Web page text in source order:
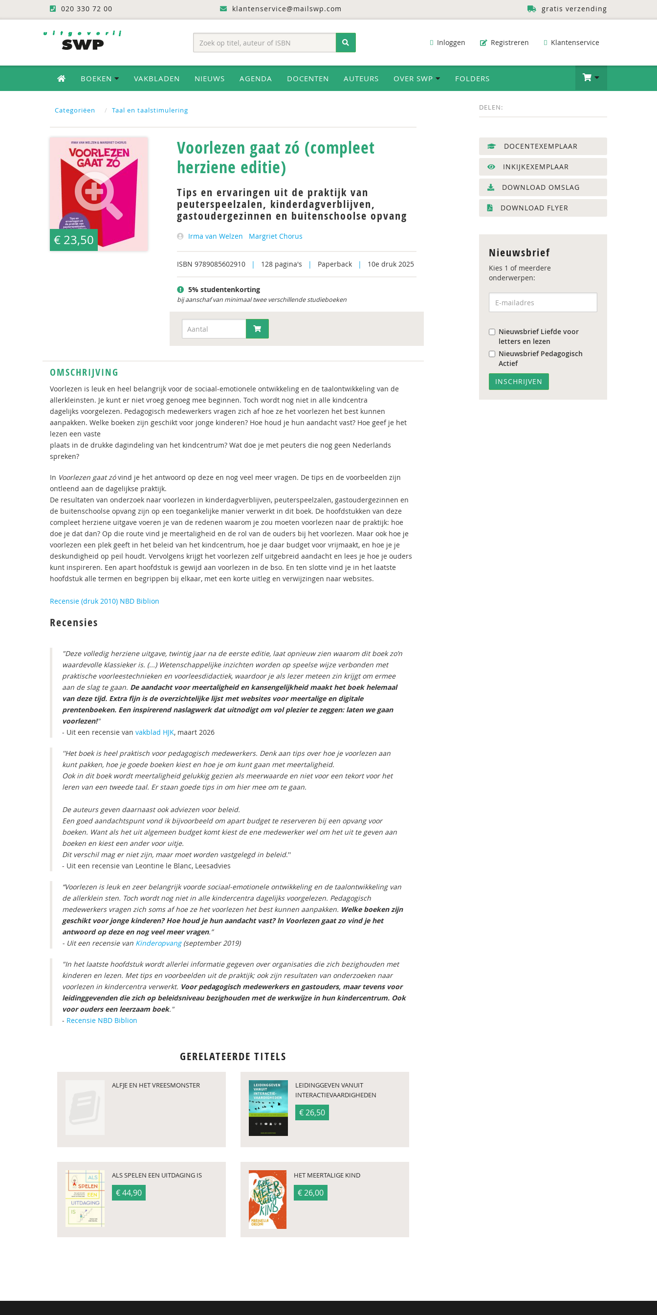
020 330 72 00 klantenservice@mailswp.com gratis verzending
Inloggen Registreren Klantenservice
BOEKEN VAKBLADEN NIEUWS AGENDA DOCENTEN AUTEURS OVER SWP FOLDERS
Categoriëen Taal en taalstimulering DELEN:
€ 23,50
Voorlezen gaat zó (compleet
herziene editie)
Tips en ervaringen uit de praktijk van
peuterspeelzalen, kinderdagverblijven,
gastoudergezinnen en buitenschoolse opvang
Irma van Welzen Margriet Chorus
ISBN 9789085602910 | 128 pagina's | Paperback | 10e druk 2025
5% studentenkorting
bij aanschaf van minimaal twee verschillende studieboeken
OMSCHRIJVING
Voorlezen is leuk en heel belangrijk voor de sociaal-emotionele ontwikkeling en de taalontwikkeling van de
allerkleinsten. Je kunt er niet vroeg genoeg mee beginnen. Toch wordt nog niet in alle kindcentra
dagelijks voorgelezen. Pedagogisch medewerkers vragen zich af hoe ze het voorlezen het best kunnen
aanpakken. Welke boeken zijn geschikt voor jonge kinderen? Hoe houd je hun aandacht vast? Hoe geef je het
lezen een vaste
plaats in de drukke dagindeling van het kindcentrum? Wat doe je met peuters die nog geen Nederlands
spreken?
In Voorlezen gaat zóvind je het antwoord op deze en nog veel meer vragen. De tips en de voorbeelden zijn
ontleend aan de dagelijkse praktijk.
De resultaten van onderzoek naar voorlezen in kinderdagverblijven, peuterspeelzalen, gastoudergezinnen en
de buitenschoolse opvang zijn op een toegankelijke manier verwerkt in dit boek. De hoofdstukken van deze
compleet herziene uitgave voeren je van de redenen waarom je zou moeten voorlezen naar de praktijk: hoe
doe je dat dan? Op die route vind je meertaligheid en de rol van de ouders bij het voorlezen. Maar ook hoe je
voorlezen een plek geeft in het beleid van het kindcentrum, hoe je daar budget voor vrijmaakt, en hoe je je
deskundigheid op peil houdt. Vervolgens krijgt het voorlezen zelf uitgebreid aandacht en lees je hoe je ouders
kunt inspireren. Een apart hoofdstuk is gewijd aan voorlezen in de bso. En ten slotte vind je in het laatste
hoofdstuk alle termen en begrippen bij elkaar, met een korte uitleg en verwijzingen naar websites.
Recensie (druk 2010) NBD Biblion
Recensies
"Deze volledig herziene uitgave, twintig jaar na de eerste editie, laat opnieuw zien waarom dit boek zo’n
waardevolle klassieker is. (...) Wetenschappelijke inzichten worden op speelse wijze verbonden met
praktische voorleestechnieken en voorleesdidactiek, waardoor je als lezer meteen zin krijgt om ermee
aan de slag te gaan. De aandacht voor meertaligheid en kansengelijkheid maakt het boek helemaal
van deze tijd. Extra fijn is de overzichtelijke lijst met websites voor meertalige en digitale
prentenboeken. Een inspirerend naslagwerk dat uitnodigt om vol plezier te zeggen: laten we gaan
voorlezen!"
- Uit een recensie van vakblad HJK, maart 2026
''Het boek is heel praktisch voor pedagogisch medewerkers. Denk aan tips over hoe je voorlezen aan
kunt pakken, hoe je goede boeken kiest en hoe je om kunt gaan met meertaligheid.
Ook in dit boek wordt meertaligheid gelukkig gezien als meerwaarde en niet voor een tekort voor het
leren van een tweede taal. Er staan goede tips in om hier mee om te gaan.
De auteurs geven daarnaast ook adviezen voor beleid.
Een goed aandachtspunt vond ik bijvoorbeeld om apart budget te reserveren bij een opvang voor
boeken. Want als het uit algemeen budget komt kiest de ene medewerker wel om het uit te geven aan
boeken en kiest een ander voor uitje.
Dit verschil mag er niet zijn, maar moet worden vastgelegd in beleid.''
- Uit een recensie van Leontine le Blanc, Leesadvies
“Voorlezen is leuk en zeer belangrijk voorde sociaal-emotionele ontwikkeling en de taalontwikkeling van
de allerklein sten. Toch wordt nog niet in alle kindercentra dagelijks voorgelezen. Pedagogisch
medewerkers vragen zich soms af hoe ze het voorlezen het best kunnen aanpakken. Welke boeken zijn
geschikt voor jonge kinderen? Hoe houd je hun aandacht vast? ln Voorlezen gaat zo vind je het
antwoord op deze en nog veel meer vragen.”
- Uit een recensie van Kinderopvang(september 2019)
"In het laatste hoofdstuk wordt allerlei informatie gegeven over organisaties die zich bezighouden met
kinderen en lezen. Met tips en voorbeelden uit de praktijk; ook zijn resultaten van onderzoeken naar
voorlezen in kindercentra verwerkt. Voor pedagogisch medewerkers en gastouders, maar tevens voor
leidinggevenden die zich op beleidsniveau bezighouden met de werkwijze in hun kindercentrum. Ook
voor ouders een leerzaam boek."
- Recensie NBD Biblion
GERELATEERDE TITELS
ALFJE EN HET VREESMONSTER
LEIDINGGEVEN VANUIT
INTERACTIEVAARDIGHEDEN
€ 26,50
ALS SPELEN EEN UITDAGING IS
€ 44,90
HET MEERTALIGE KIND
€ 26,00
DOCENTEXEMPLAAR
INKIJKEXEMPLAAR
DOWNLOAD OMSLAG
DOWNLOAD FLYER
Nieuwsbrief
Kies 1 of meerdere
onderwerpen:
Nieuwsbrief Liefde voor
letters en lezen
Nieuwsbrief Pedagogisch
Actief